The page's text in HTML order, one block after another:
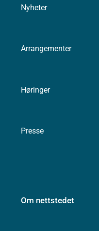
Nyheter
Arrangementer
Høringer
Presse
Om nettstedet